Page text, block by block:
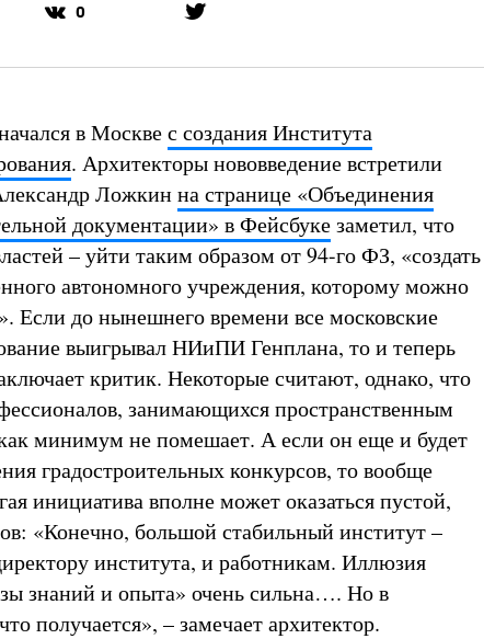
0
в Москвес создания Института
. Архитекторы нововведение встретили
Ложкинна странице «Объединения
документации» в Фейсбукезаметил, что
– уйти таким образом от 94-го ФЗ, «создать
автономного учреждения, которому можно
Если до нынешнего времени все московские
выигрывал НИиПИ Генплана, то и теперь
критик. Некоторые считают, однако, что
занимающихся пространственным
минимум не помешает. А если он еще и будет
градостроительных конкурсов, то вообще
инициатива вполне может оказаться пустой,
«Конечно, большой стабильный институт –
института, и работникам. Иллюзия
знаний и опыта» очень сильна…. Но в
получается», – замечает архитектор.